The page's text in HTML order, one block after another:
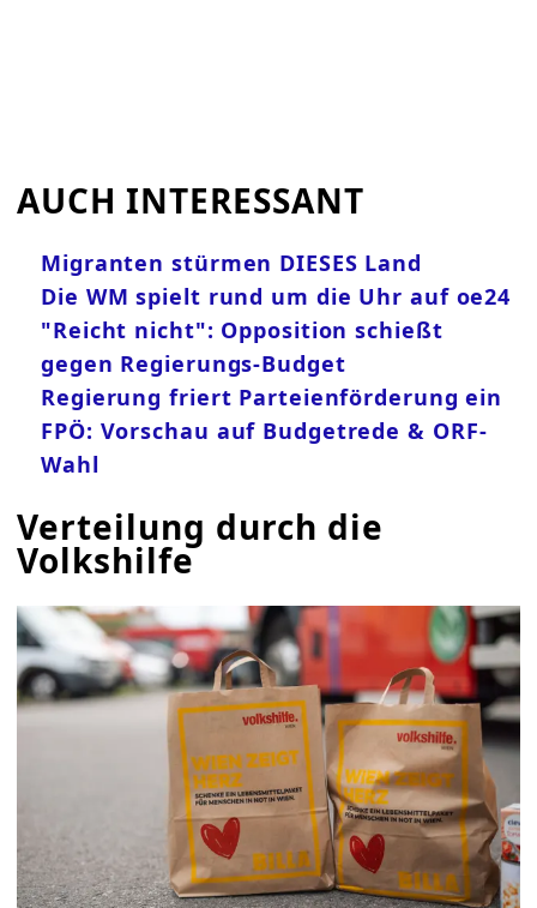
AUCH INTERESSANT
Migranten stürmen DIESES Land
Die WM spielt rund um die Uhr auf oe24
"Reicht nicht": Opposition schießt
gegen Regierungs-Budget
Regierung friert Parteienförderung ein
FPÖ: Vorschau auf Budgetrede & ORF-
Wahl
Verteilung durch die
Volkshilfe